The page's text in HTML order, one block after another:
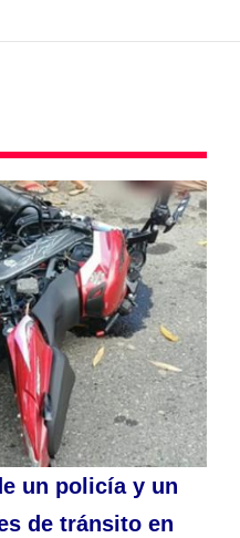
un policía y un
de tránsito en